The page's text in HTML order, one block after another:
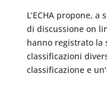
L’ECHA propone,
di discussione on
hanno registrato la
classificazioni
classificazione e